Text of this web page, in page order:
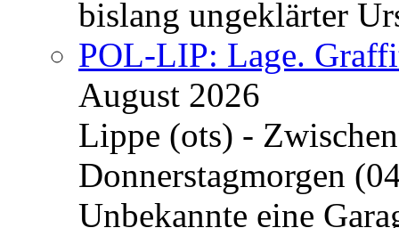
bislang ungeklärter
POL-LIP: Lage.
August 2026
Lippe (ots) -
Donnerstagmorgen
Unbekannte eine